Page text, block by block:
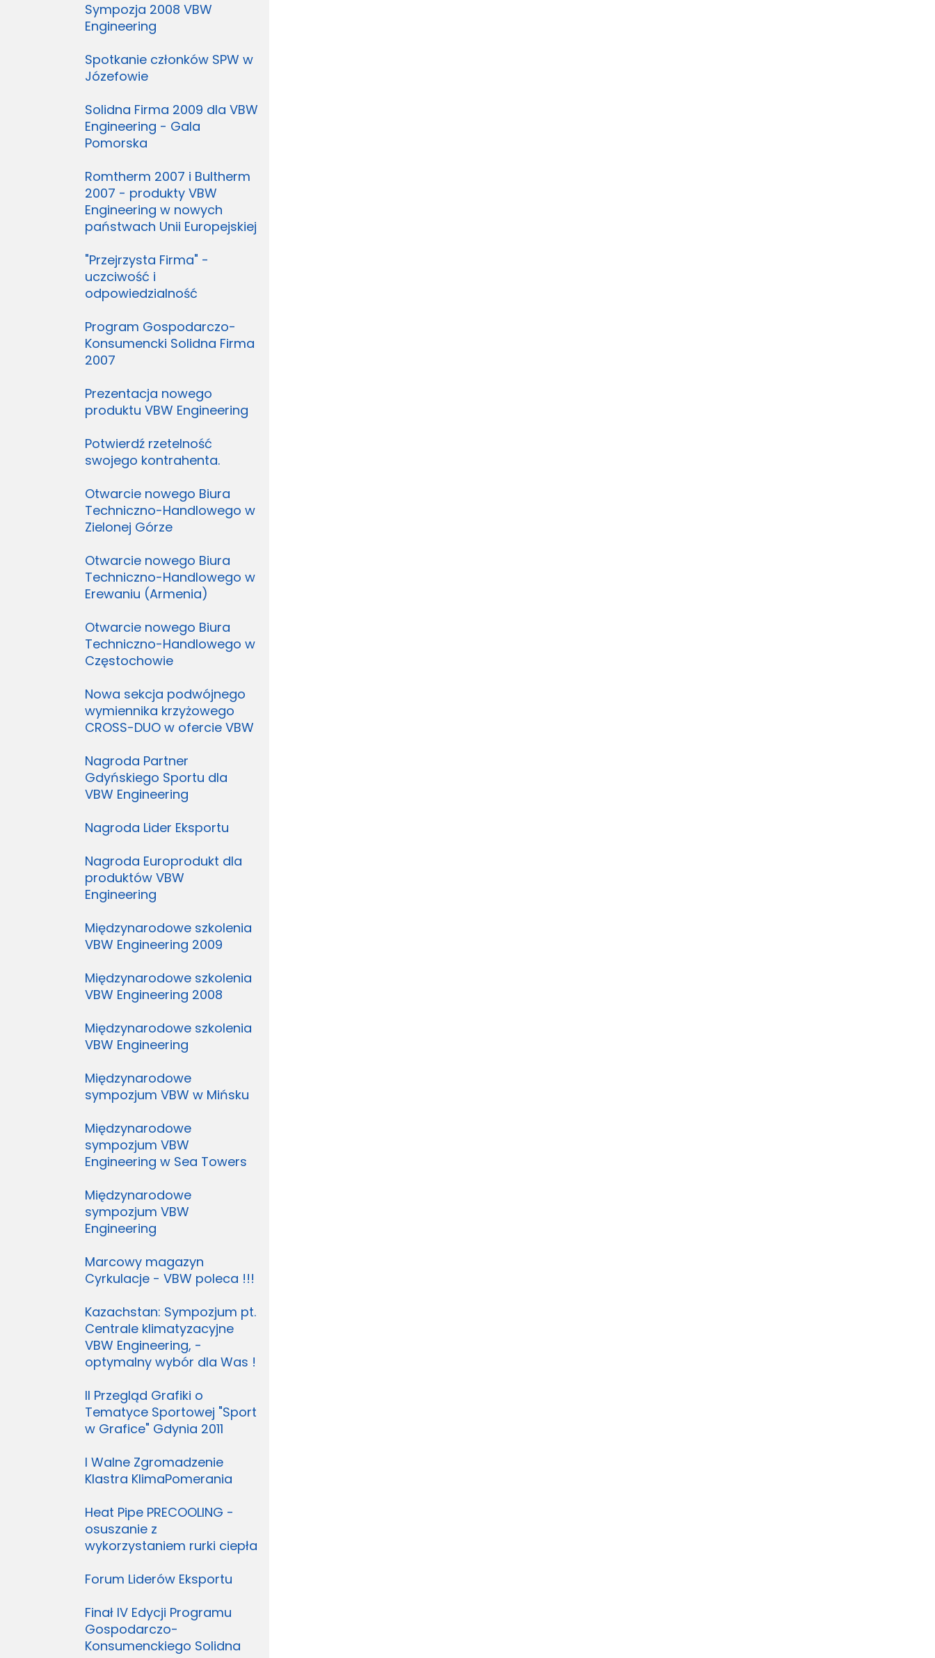
Sympozja 2008 VBW
Engineering
Spotkanie członków SPW w
Józefowie
Solidna Firma 2009 dla VBW
Engineering - Gala
Pomorska
Romtherm 2007 i Bultherm
2007 - produkty VBW
Engineering w nowych
państwach Unii Europejskiej
"Przejrzysta Firma" -
uczciwość i
odpowiedzialność
Program Gospodarczo-
Konsumencki Solidna Firma
2007
Prezentacja nowego
produktu VBW Engineering
Potwierdź rzetelność
swojego kontrahenta.
Otwarcie nowego Biura
Techniczno-Handlowego w
Zielonej Górze
Otwarcie nowego Biura
Techniczno-Handlowego w
Erewaniu (Armenia)
Otwarcie nowego Biura
Techniczno-Handlowego w
Częstochowie
Nowa sekcja podwójnego
wymiennika krzyżowego
CROSS-DUO w ofercie VBW
Nagroda Partner
Gdyńskiego Sportu dla
VBW Engineering
Nagroda Lider Eksportu
Nagroda Europrodukt dla
produktów VBW
Engineering
Międzynarodowe szkolenia
VBW Engineering 2009
Międzynarodowe szkolenia
VBW Engineering 2008
Międzynarodowe szkolenia
VBW Engineering
Międzynarodowe
sympozjum VBW w Mińsku
Międzynarodowe
sympozjum VBW
Engineering w Sea Towers
Międzynarodowe
sympozjum VBW
Engineering
Marcowy magazyn
Cyrkulacje - VBW poleca !!!
Kazachstan: Sympozjum pt.
Centrale klimatyzacyjne
VBW Engineering, -
optymalny wybór dla Was !
II Przegląd Grafiki o
Tematyce Sportowej "Sport
w Grafice" Gdynia 2011
I Walne Zgromadzenie
Klastra KlimaPomerania
Heat Pipe PRECOOLING -
osuszanie z
wykorzystaniem rurki ciepła
Forum Liderów Eksportu
Finał IV Edycji Programu
Gospodarczo-
Konsumenckiego Solidna